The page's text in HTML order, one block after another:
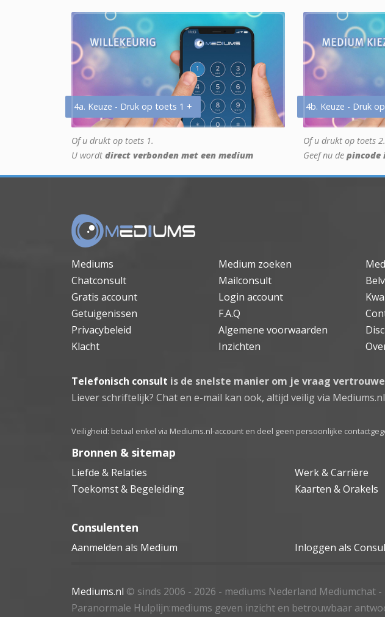
4a. Keuze - Druk op toets 1 +
Of u drukt op toets 1.
U wordt direct verbonden met een medium
4b. Keuze - Druk
Of u drukt op toets 2.
Geef nu de pincode
Mediums Medium zoeken
Chatconsult
Mailconsult
Gratis account
Login account
Getuigenissen
F.A.Q
Privacybeleid
Algemene voorwaarden
Klacht
Inzichten
Telefonisch consult is de snelste manier om je vraag
Liever schriftelijk? Chat en e-mail kan ook, altijd veilig via
Veiligheid: betaal enkel via Mediums.nl-account en deel geen persoonlijke
Bronnen & sitemap
Liefde & Relaties Werk & Carrière
Toekomst & Begeleiding
Kaarten & Orakels
Consulenten
Aanmelden als Medium Inloggen als
Mediums.nl © sinds 2006 - 2026 - mediums Nederland Mediumchat
Paranormale Hulplijn:mediums geven inzicht en betrouwbaar